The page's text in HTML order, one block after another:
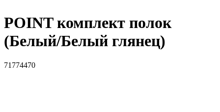
POINT комплект полок
(Белый/Белый глянец)
71774470